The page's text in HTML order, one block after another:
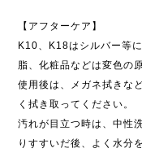
【アフターケア】
K10、K18はシルバー等
脂、化粧品などは変色の
使用後は、メガネ拭きな
く拭き取ってください。
汚れが目立つ時は、中性
りすすいだ後、よく水分